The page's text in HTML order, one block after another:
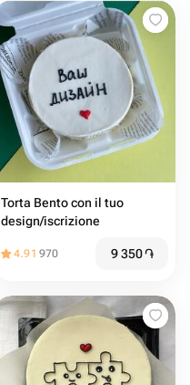
Torta Bento con il tuo
design/iscrizione
4.91 970 9 350֏